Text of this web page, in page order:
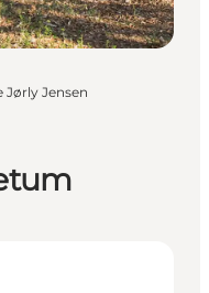
Jørly Jensen